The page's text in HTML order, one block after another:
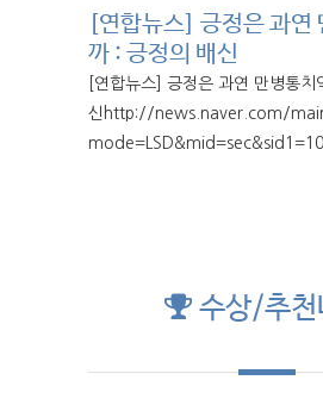
[연합뉴스] 긍정은 과연
까 : 긍정의 배신
[연합뉴스] 긍정은 과연 만병통치
신http://news.naver.com/
수상/추천